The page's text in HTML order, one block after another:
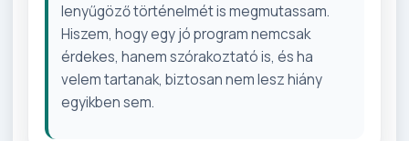
lenyűgöző történelmét is megmutassam.
Hiszem, hogy egy jó program nemcsak
érdekes, hanem szórakoztató is, és ha
velem tartanak, biztosan nem lesz hiány
egyikben sem.